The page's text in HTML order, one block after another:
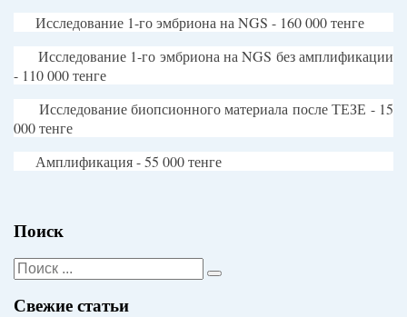
Исследование 1-го эмбриона наNGS - 160 000 тенге
Исследование 1-го эмбриона наNGS без амплификации
- 110 000 тенге
Исследование биопсионного материала после ТЕЗЕ - 15
000 тенге
Амплификация - 55 000 тенге
Поиск
Свежие статьи